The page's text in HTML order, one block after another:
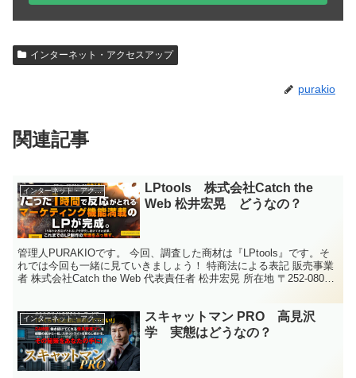
インターネット・アクセスアップ
purakio
関連記事
インターネット・アクセスアップ
LPtools 株式会社Catch the
Web 松井宏晃 どうなの？
管理人PURAKIOです。 今回、調査した商材は『LPtools』です。そ
れでは今回も一緒に見ていきましょう！ 特商法による表記 販売事業
者 株式会社Catch the Web 代表責任者 松井宏晃 所在地 〒252-0804
インターネット・アクセスアップ
スキャットマン PRO 高見沢
学 実態はどうなの？